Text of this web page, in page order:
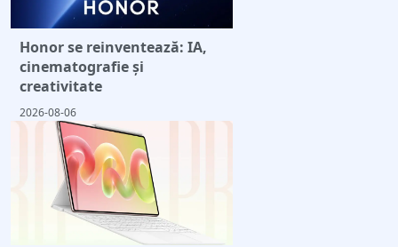
Honor se reinventează: IA,
cinematografie și
creativitate
2026-08-06